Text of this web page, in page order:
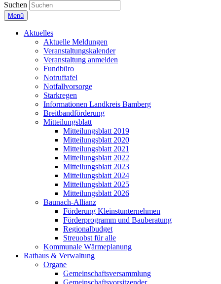
Suchen
Menü
Aktuelles
Aktuelle Meldungen
Veranstaltungskalender
Veranstaltung anmelden
Fundbüro
Notruftafel
Notfallvorsorge
Starkregen
Informationen Landkreis Bamberg
Breitbandförderung
Mitteilungsblatt
Mitteilungsblatt 2019
Mitteilungsblatt 2020
Mitteilungsblatt 2021
Mitteilungsblatt 2022
Mitteilungsblatt 2023
Mitteilungsblatt 2024
Mitteilungsblatt 2025
Mitteilungsblatt 2026
Baunach-Allianz
Förderung Kleinstunternehmen
Förderprogramm und Bauberatung
Regionalbudget
Streuobst für alle
Kommunale Wärmeplanung
Rathaus & Verwaltung
Organe
Gemeinschaftsversammlung
Gemeinschaftsvorsitzender